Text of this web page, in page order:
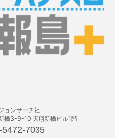
ョンサーチ社
橋3-9-10 天翔新橋ビル1階
7035